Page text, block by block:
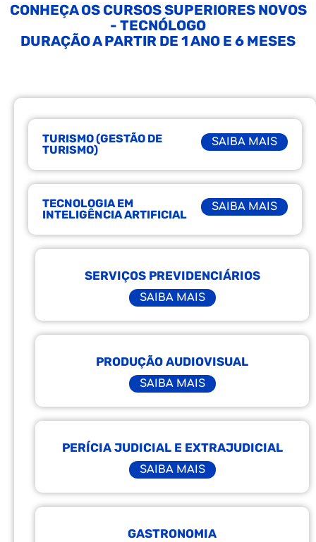
CONHEÇA OS CURSOS SUPERIORES NOVOS
- TECNÓLOGO
DURAÇÃO A PARTIR DE 1 ANO E 6 MESES
GASTRONOMIA
SAIBA MAIS
PERÍCIA JUDICIAL E EXTRAJUDICIAL
SAIBA MAIS
PRODUÇÃO AUDIOVISUAL
SAIBA MAIS
SERVIÇOS PREVIDENCIÁRIOS
SAIBA MAIS
TECNOLOGIA EM
INTELIGÊNCIA ARTIFICIAL
SAIBA MAIS
TURISMO (GESTÃO DE
TURISMO)